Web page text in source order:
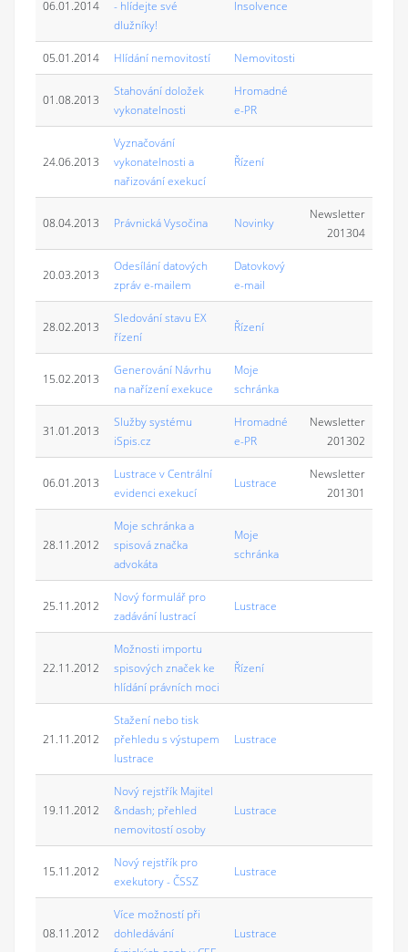
06.01.2014
- hlídejte své
dlužníky!
Insolvence
05.01.2014 Hlídání nemovitostí Nemovitosti
01.08.2013
Stahování doložek
vykonatelnosti
Hromadné
e-PR
24.06.2013
Vyznačování
vykonatelnosti a
nařizování exekucí
Řízení
08.04.2013 Právnická Vysočina Novinky
Newsletter
201304
20.03.2013
Odesílání datových
zpráv e-mailem
Datovkový
e-mail
28.02.2013
Sledování stavu EX
řízení
Řízení
15.02.2013
Generování Návrhu
na nařízení exekuce
Moje
schránka
31.01.2013
Služby systému
iSpis.cz
Hromadné
e-PR
Newsletter
201302
06.01.2013
Lustrace v Centrální
evidenci exekucí
Lustrace
Newsletter
201301
28.11.2012
Moje schránka a
spisová značka
advokáta
Moje
schránka
25.11.2012
Nový formulář pro
zadávání lustrací
Lustrace
22.11.2012
Možnosti importu
spisových značek ke
hlídání právních moci
Řízení
21.11.2012
Stažení nebo tisk
přehledu s výstupem
lustrace
Lustrace
19.11.2012
Nový rejstřík Majitel
&ndash; přehled
nemovitostí osoby
Lustrace
15.11.2012
Nový rejstřík pro
exekutory - ČSSZ
Lustrace
08.11.2012
Více možností při
dohledávání
Lustrace